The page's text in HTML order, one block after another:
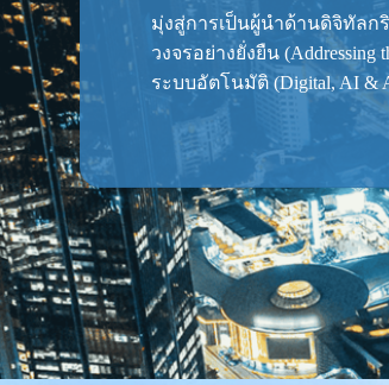
มุ่งสู่การเป็นผู้นำด้านดิจิทัลก
วงจรอย่างยั่งยืน
ระบบอัตโนมัติ (Digital, AI &